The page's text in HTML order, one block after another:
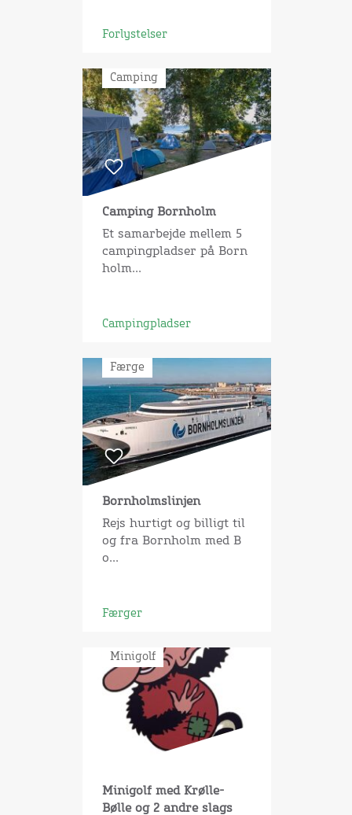
Forlystelser
Camping
Camping Bornholm
Et samarbejde mellem 5
campingpladser på Born
holm...
Campingpladser
Færge
Bornholmslinjen
Rejs hurtigt og billigt til
og fra Bornholm med B
o...
Færger
Minigolf
Minigolf med Krølle-
Bølle og 2 andre slags